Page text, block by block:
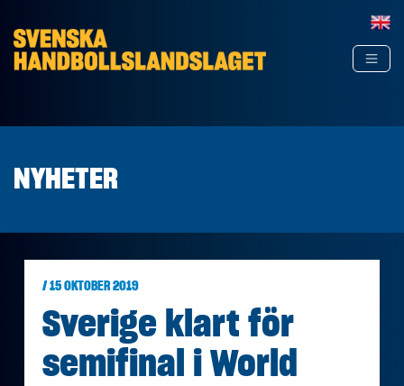
NYHETER
/ 15 OKTOBER 2019
Sverige klart för
semifinal i World